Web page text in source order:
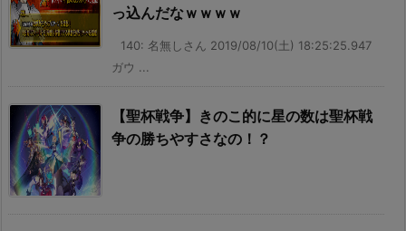
っ込んだなｗｗｗｗ
140: 名無しさん 2019/08/10(土) 18:25:25.947
ガウ ...
【聖杯戦争】きのこ的に星の数は聖杯戦
争の勝ちやすさなの！？